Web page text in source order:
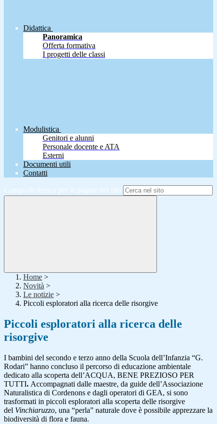
Didattica
Panoramica
Offerta formativa
I progetti delle classi
Modulistica
Genitori e alunni
Personale docente e ATA
Esterni
Documenti utili
Contatti
Campo di ricerca per le pagine del sito
Home >
Novità >
Le notizie >
Piccoli esploratori alla ricerca delle risorgive
Piccoli esploratori alla ricerca delle
risorgive
I bambini del secondo e terzo anno della Scuola dell’Infanzia “G.
Rodari” hanno concluso il percorso di educazione ambientale
dedicato alla scoperta dell’ACQUA, BENE PREZIOSO PER
TUTTI. Accompagnati dalle maestre, da guide dell’Associazione
Naturalistica di Cordenons e dagli operatori di GEA, si sono
trasformati in piccoli esploratori alla scoperta delle risorgive
del Vinchiaruzzo, una “perla” naturale dove è possibile apprezzare la
biodiversità di flora e fauna.